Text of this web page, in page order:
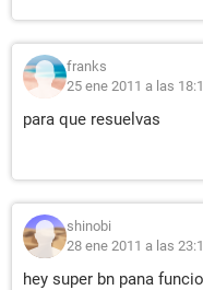
franks
25 ene 2011 a las
para que resuelvas
shinobi
28 ene 2011 a las
hey super bn pana